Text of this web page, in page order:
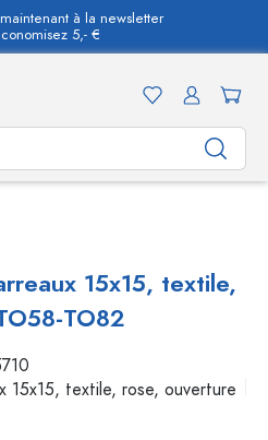
à la newsletter
5,- €
15x15, textile,
TO82